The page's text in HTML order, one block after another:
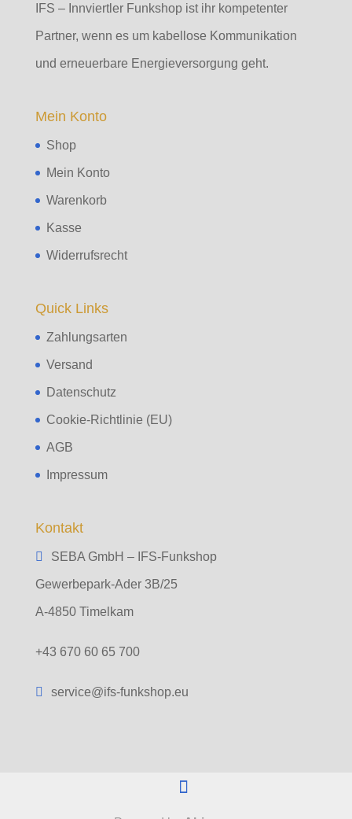
IFS – Innviertler Funkshop ist ihr kompetenter
Partner, wenn es um kabellose Kommunikation
und erneuerbare Energieversorgung geht.
Mein Konto
Shop
Mein Konto
Warenkorb
Kasse
Widerrufsrecht
Quick Links
Zahlungsarten
Versand
Datenschutz
Cookie-Richtlinie (EU)
AGB
Impressum
Kontakt
SEBA GmbH – IFS-Funkshop
Gewerbepark-Ader 3B/25
A-4850 Timelkam
+43 670 60 65 700
service@ifs-funkshop.eu